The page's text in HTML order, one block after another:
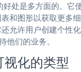
处是多方面的。它
和图形以获取更多
允许用户创建个性
他们的业务。
化的类型